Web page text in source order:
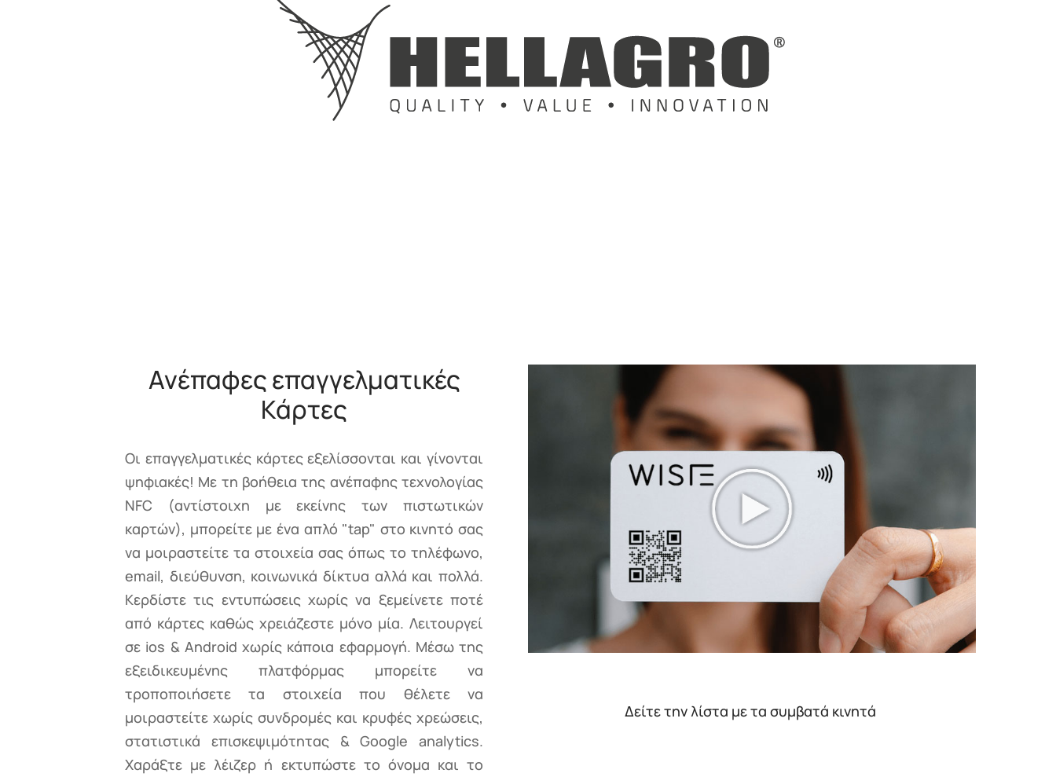
Ανέπαφες επαγγελματικές
Κάρτες
Οι επαγγελματικές κάρτες εξελίσσονται και γίνονται
ψηφιακές! Με τη βοήθεια της ανέπαφης τεχνολογίας
NFC (αντίστοιχη με εκείνης των πιστωτικών
καρτών), μπορείτε με ένα απλό "tap" στο κινητό σας
να μοιραστείτε τα στοιχεία σας όπως το τηλέφωνο,
email, διεύθυνση, κοινωνικά δίκτυα αλλά και πολλά.
Κερδίστε τις εντυπώσεις χωρίς να ξεμείνετε ποτέ
από κάρτες καθώς χρειάζεστε μόνο μία. Λειτουργεί
σε ios & Android χωρίς κάποια εφαρμογή. Μέσω της
εξειδικευμένης πλατφόρμας μπορείτε να
τροποποιήσετε τα στοιχεία που θέλετε να
μοιραστείτε χωρίς συνδρομές και κρυφές χρεώσεις,
στατιστικά επισκεψιμότητας & Google analytics.
Χαράξτε με λέιζερ ή εκτυπώστε το όνομα και το
Δείτε την λίστα με τα συμβατά κινητά